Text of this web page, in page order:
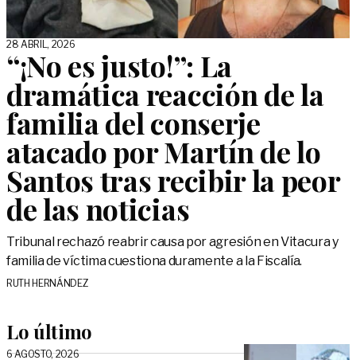
28 ABRIL, 2026
“¡No es justo!”: La
dramática reacción de la
familia del conserje
atacado por Martín de lo
Santos tras recibir la peor
de las noticias
Tribunal rechazó reabrir causa por agresión en Vitacura y
familia de víctima cuestiona duramente a la Fiscalía.
RUTH HERNÁNDEZ
Lo último
6 AGOSTO, 2026